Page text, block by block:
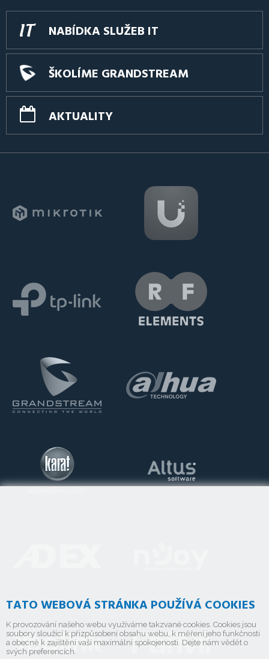
NABÍDKA SLUŽEB IT
ŠKOLÍME GRANDSTREAM
AKTUALITY
TATO WEBOVÁ STRÁNKA POUŽÍVÁ COOKIES
K provozování našeho webu využíváme takzvané cookies. Cookies jsou
soubory sloužící k přizpůsobení obsahu webu, k měření jeho funkčnosti
a obecně k zajištění vaší maximální spokojenosti. Dejte nám vědět o
svých preferencích.